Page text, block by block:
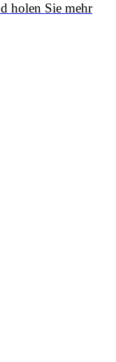
holen Sie mehr